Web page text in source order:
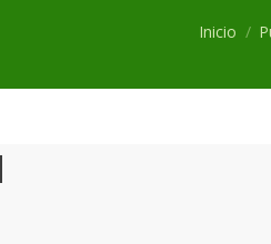
Estás
Inicio